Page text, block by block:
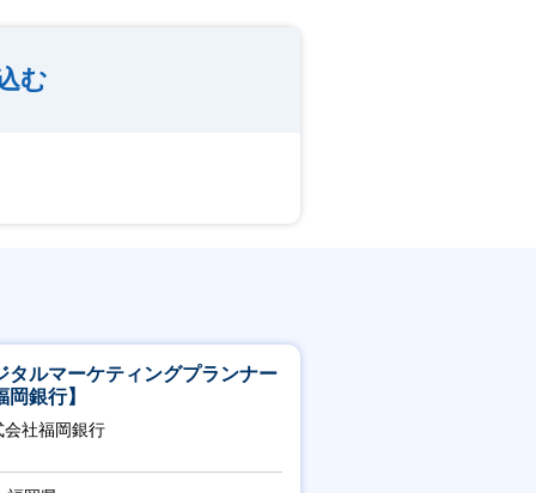
む
タルマーケティングプランナー
岡銀行】
会社福岡銀行